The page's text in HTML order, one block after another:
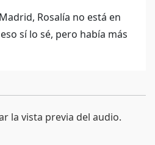
Rosalía no está en
sí lo sé, pero había más